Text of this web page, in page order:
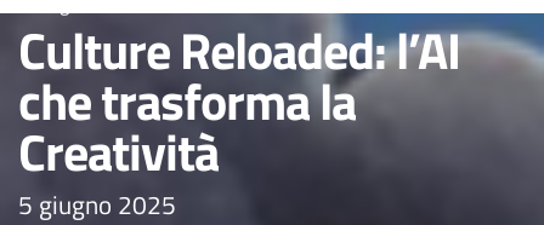
Culture Reloaded: l’AI
che trasforma la
Creatività
5 giugno 2025